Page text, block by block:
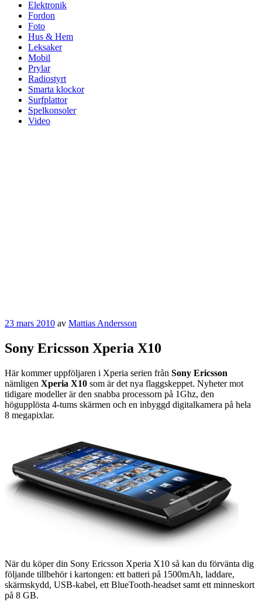
Elektronik
Fordon
Foto
Hus & Hem
Leksaker
Mobil
Prylar
Radiostyrt
Smarta klockor
Surfplattor
Spelkonsoler
Video
Publicerat
23 mars 2010 av Mattias Andersson
Sony Ericsson Xperia X10
Här kommer uppföljaren i Xperia serien från Sony Ericsson
nämligen Xperia X10 som är det nya flaggskeppet. Nyheter mot
tidigare modeller är den snabba processorn på 1Ghz, den
högupplösta 4-tums skärmen och en inbyggd digitalkamera på hela
8 megapixlar.
När du köper din Sony Ericsson Xperia X10 så kan du förvänta dig
följande tillbehör i kartongen: ett batteri på 1500mAh, laddare,
skärmskydd, USB-kabel, ett BlueTooth-headset samt ett minneskort
på 8 GB.